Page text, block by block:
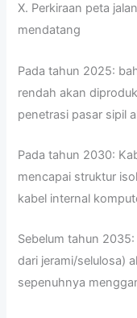
X. Perkiraan peta
mendatang
Pada tahun 2025:
rendah akan
penetrasi pasar sipil
Pada tahun 2030:
mencapai struktur
kabel internal
Sebelum tahun
dari jerami/selulosa)
sepenuhnya